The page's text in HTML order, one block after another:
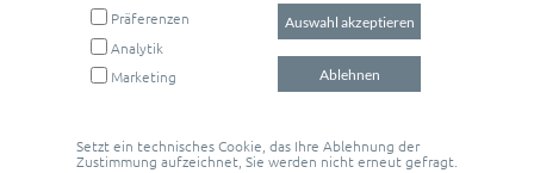
Anrufen
SPIELMANN
HEBAMME
FÜR SIE ERREICHBAR
Setzt ein technisches Cookie, das Ihre Ablehnung der
Zustimmung aufzeichnet, Sie werden nicht erneut gefragt.
Präferenzen
Analytik
Marketing
Auswahl akzeptieren
Ablehnen